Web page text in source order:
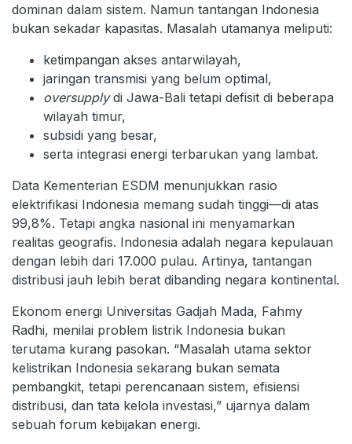
dominan dalam sistem. Namun tantangan Indonesia
bukan sekadar kapasitas. Masalah utamanya meliputi:
ketimpangan akses antarwilayah,
jaringan transmisi yang belum optimal,
oversupplydi Jawa-Bali tetapi defisit di beberapa
wilayah timur,
subsidi yang besar,
serta integrasi energi terbarukan yang lambat.
Data Kementerian ESDM menunjukkan rasio
elektrifikasi Indonesia memang sudah tinggi—di atas
99,8%. Tetapi angka nasional ini menyamarkan
realitas geografis. Indonesia adalah negara kepulauan
dengan lebih dari 17.000 pulau. Artinya, tantangan
distribusi jauh lebih berat dibanding negara kontinental.
Ekonom energi Universitas Gadjah Mada, Fahmy
Radhi, menilai problem listrik Indonesia bukan
terutama kurang pasokan. “Masalah utama sektor
kelistrikan Indonesia sekarang bukan semata
pembangkit, tetapi perencanaan sistem, efisiensi
distribusi, dan tata kelola investasi,” ujarnya dalam
sebuah forum kebijakan energi.